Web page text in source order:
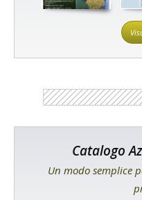
Catalogo
Un modo semplice